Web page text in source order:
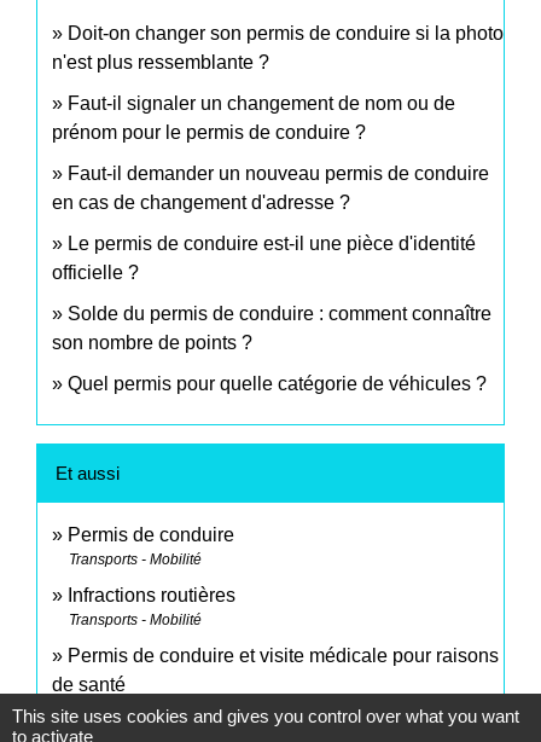
Doit-on changer son permis de conduire si la photo
n'est plus ressemblante ?
Faut-il signaler un changement de nom ou de
prénom pour le permis de conduire ?
Faut-il demander un nouveau permis de conduire
en cas de changement d'adresse ?
Le permis de conduire est-il une pièce d'identité
officielle ?
Solde du permis de conduire : comment connaître
son nombre de points ?
Quel permis pour quelle catégorie de véhicules ?
Et aussi
Permis de conduire
Transports - Mobilité
Infractions routières
Transports - Mobilité
Permis de conduire et visite médicale pour raisons
de santé
Transports - Mobilité
This site uses cookies and gives you control over what you want
to activate